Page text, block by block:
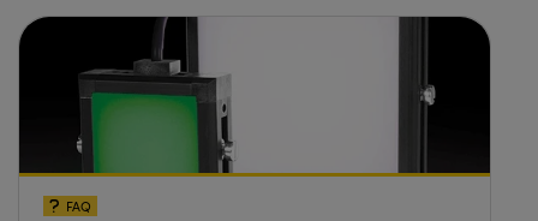
FAQ